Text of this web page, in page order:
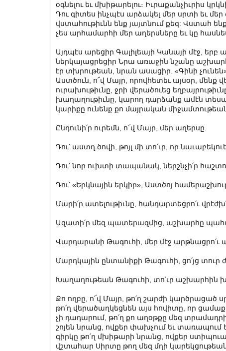
օգնելու եւ մխիթարելու։ Իւրաքանչիւրիս
Դու գիտես ինչպէս արձակել մեր սրտի եւ
վստահութիւնն ենք յայտնում քեզ: Վստահ
չես արհամարհի մեր աղերսները եւ կը
Այդպէս արեցիր Գալիլեայի Կանայի մէջ,
ներկայացրեցիր Նրա առաջին նշանը
էր տխրութեան, նրան ասացիր. «Գինի
Աստծուն, ո՜վ Մայր, որովհետեւ այսօր, մենք
ուրախութիւնը, ջրի վերածուեց
խաղաղութիւնը, կարող դարձանք ամէն
կարիքը ունենք քո մայրական
Ընդունի՛ր ուրեմն, ո՜վ Մայր, մեր աղերսը.
Դու՝ աստղ ծովի, թոյլ մի տո՛ւր, որ
Դու՝ նոր ուխտի տապանակ, ներշնչի՛ր
Դու՝ «Երկնային երկիր», Աստծոյ
Մարի՛ր ատելութիւնը, հանդարտեցրո՛ւ
Ազատի՛ր մեզ պատերազմից, աշխարհը
Վարդարանի Թագուհի, մեր մէջ արթնացրո՛ւ
Մարդկային ընտանիքի Թագուհի, ցո՛յց տուր
Խաղաղութեան Թագուհի, տո՛ւր աշխարհին
Քո ողբը, ո՜վ Մայր, թո՛ղ շարժի կարծրացած
թո՛ղ վերածաղկեցնեն այս հովիտը, որ
չի դադարում, թո՛ղ քո աղօթքը մեզ
շոյեն նրանց, ովքեր փախչում եւ
գիրկը թո՛ղ մխիթարի նրանց, ովքեր
վշտահար Սիրտը թող մեզ մղի կարեկցութեան